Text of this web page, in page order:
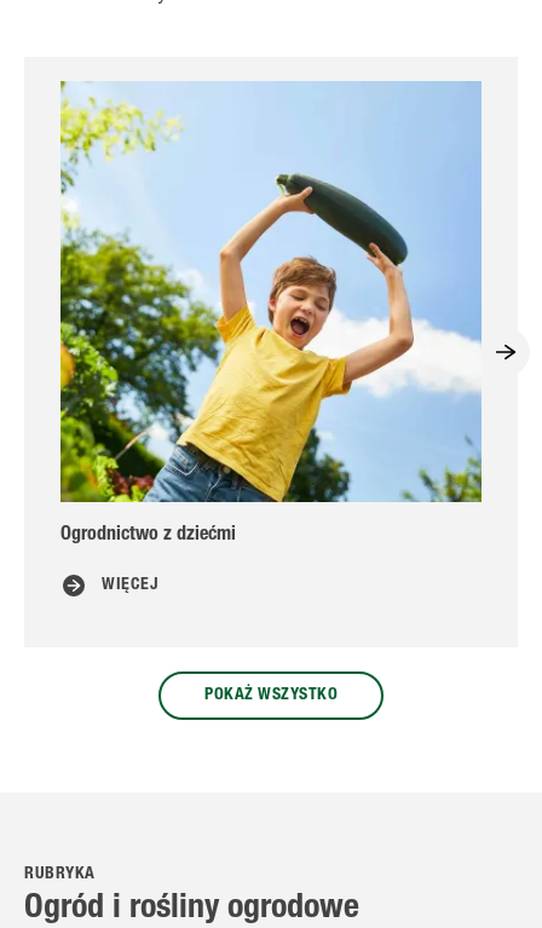
Ogrodnictwo z dziećmi
WIĘCEJ
POKAŻ WSZYSTKO
RUBRYKA
Ogród i rośliny ogrodowe